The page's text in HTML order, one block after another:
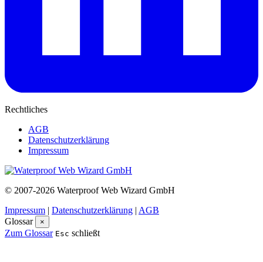
Rechtliches
AGB
Datenschutzerklärung
Impressum
© 2007-2026 Waterproof Web Wizard GmbH
Impressum | Datenschutzerklärung | AGB
Glossar
×
Zum Glossar Esc schließt